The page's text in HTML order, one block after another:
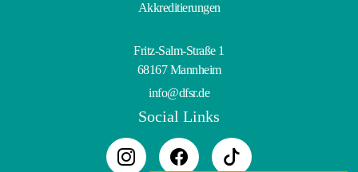
Akkreditierungen
Fritz-Salm-Straße 1
68167 Mannheim
info@dfsr.de
Social Links